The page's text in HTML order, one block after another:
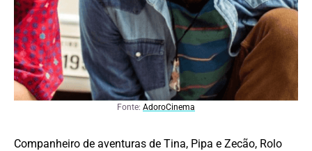
Fonte: AdoroCinema
Companheiro de aventuras de Tina, Pipa e Zecão, Rolo